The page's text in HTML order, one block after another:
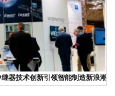
器技术创新引领智能制造新浪潮